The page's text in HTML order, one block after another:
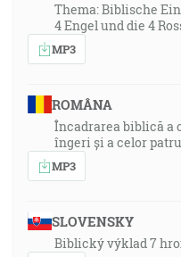
Thema: Biblische
4 Engel und die 4
MP3
ROMÂNA
Încadrarea biblică a
îngeri și a celor
MP3
SLOVENSKY
Biblický výklad 7